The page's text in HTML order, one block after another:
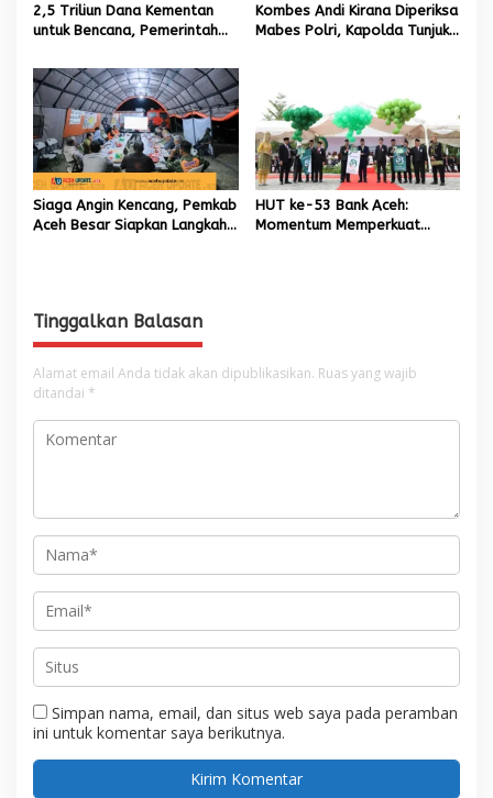
2,5 Triliun Dana Kementan
untuk Bencana, Pemerintah
Kombes Andi Kirana Diperiksa
Mabes Polri, Kapolda Tunjuk
Aceh
Siaga Angin Kencang, Pemkab
Aceh Besar Siapkan Langkah
HUT ke-53 Bank Aceh:
Momentum Memperkuat
Tinggalkan Balasan
Alamat email Anda tidak akan dipublikasikan. Ruas yang wajib
ditandai *
Simpan nama, email, dan situs web saya pada peramban
ini untuk komentar saya berikutnya.